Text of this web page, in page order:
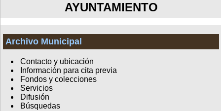
AYUNTAMIENTO
Archivo Municipal
Contacto y ubicación
Información para cita previa
Fondos y colecciones
Servicios
Difusión
Búsquedas